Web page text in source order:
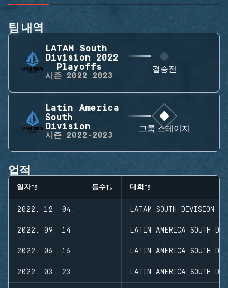
팀 내역
LATAM South
Division 2022
- Playoffs
시즌 2022-2023
결승전
Latin America
South
Division
시즌 2022-2023
그룹 스테이지
업적
일자 등수 대회
2022. 12. 04. LATAM SOUTH DIVISION
2022. 09. 14. LATIN AMERICA SOUTH
2022. 06. 16. LATIN AMERICA SOUTH
2022. 03. 23. LATIN AMERICA SOUTH